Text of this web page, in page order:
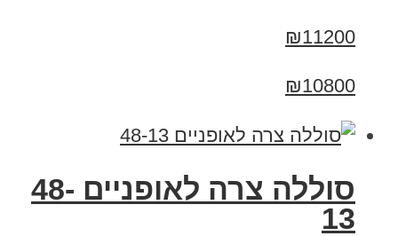
₪11200
₪10800
סוללה צרה לאופניים 48-
13